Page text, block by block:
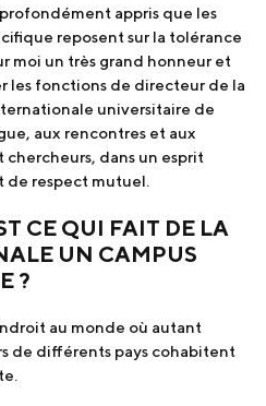
appris que les
reposent sur la tolérance
moi un très grand honneur et
les fonctions de directeur de la
universitaire de
aux rencontres et aux
dans un esprit
de respect mutuel.
CE QUI FAIT DE LA
UN CAMPUS
?
au monde où autant
de différents pays cohabitent